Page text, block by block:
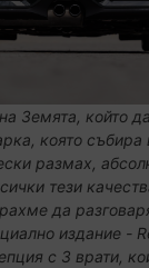
Земята, който
която събира
размах,
тези
да
издание -
с 3 врати,